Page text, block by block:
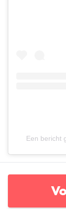
Een bericht